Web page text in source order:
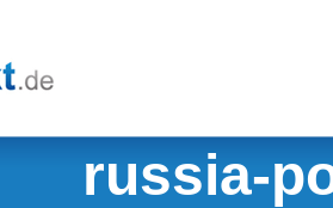
russia-